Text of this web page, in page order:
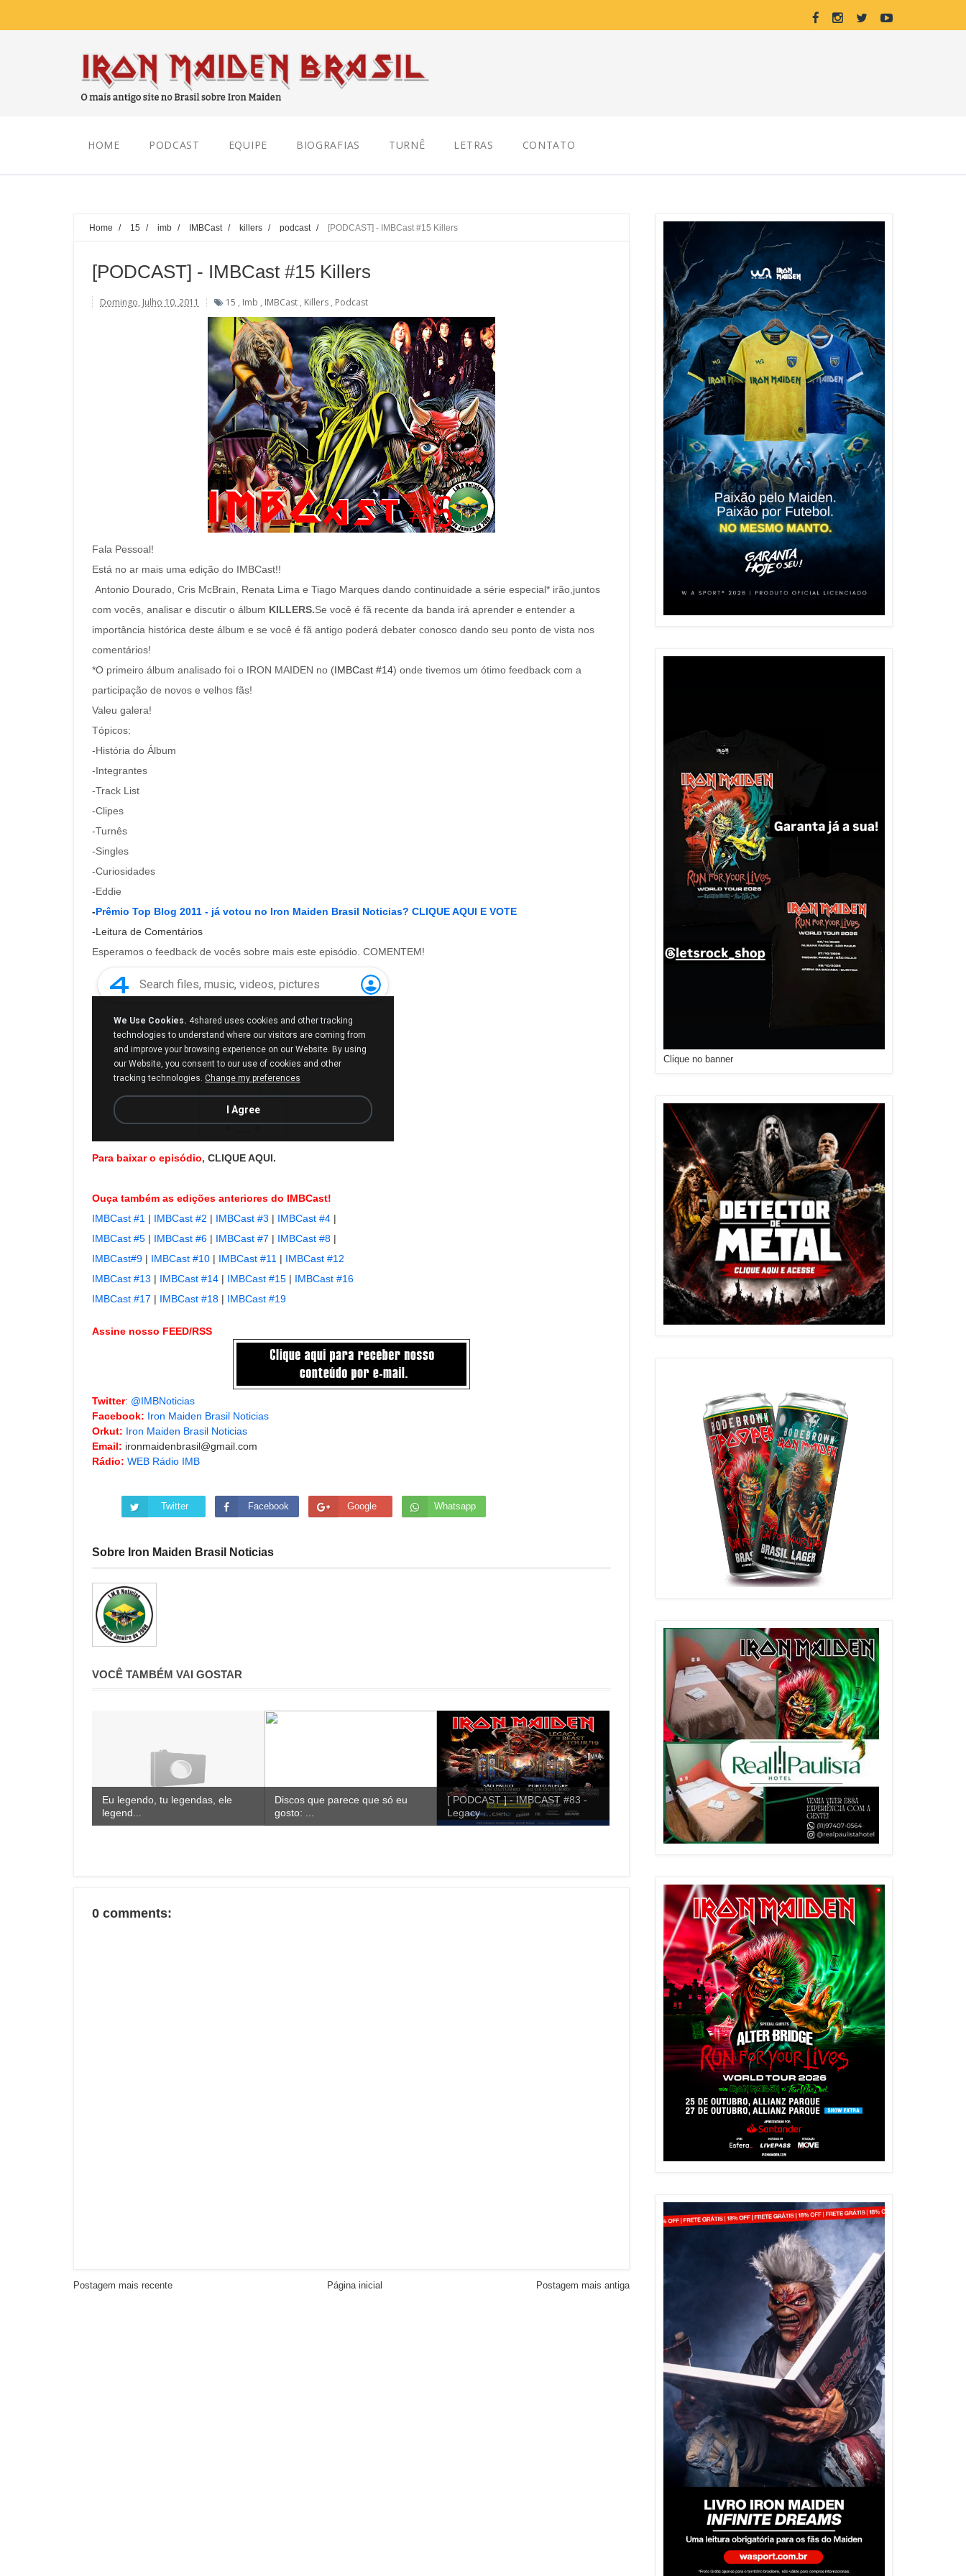
HOME PODCAST EQUIPE BIOGRAFIAS TURNÊ LETRAS CONTATO
Home / 15 / imb / IMBCast / killers / podcast / [PODCAST] - IMBCast #15 Killers
[PODCAST] - IMBCast #15 Killers
Domingo, Julho 10, 2011 15 , Imb , IMBCast , Killers , Podcast
Fala Pessoal!
Está no ar mais uma edição do IMBCast!!
Antonio Dourado, Cris McBrain, Renata Lima e Tiago Marques dando continuidade a série especial* irão,juntos
com vocês, analisar e discutir o álbum KILLERS.Se você é fã recente da banda irá aprender e entender a
importância histórica deste álbum e se você é fã antigo poderá debater conosco dando seu ponto de vista nos
comentários!
*O primeiro álbum analisado foi o IRON MAIDEN no (IMBCast #14) onde tivemos um ótimo feedback com a
participação de novos e velhos fãs!
Valeu galera!
Tópicos:
-História do Álbum
-Integrantes
-Track List
-Clipes
-Turnês
-Singles
-Curiosidades
-Eddie
-Prêmio Top Blog 2011 - já votou no Iron Maiden Brasil Noticias? CLIQUE AQUI E VOTE
-Leitura de Comentários
Esperamos o feedback de vocês sobre mais este episódio. COMENTEM!
Para baixar o episódio, CLIQUE AQUI.
Ouça também as edições anteriores do IMBCast!
IMBCast #1 | IMBCast #2 | IMBCast #3 | IMBCast #4 |
IMBCast #5 | IMBCast #6 | IMBCast #7 | IMBCast #8 |
IMBCast#9 | IMBCast #10 | IMBCast #11 | IMBCast #12
IMBCast #13 | IMBCast #14 | IMBCast #15 | IMBCast #16
IMBCast #17 | IMBCast #18 | IMBCast #19
Assine nosso FEED/RSS
Twitter: @IMBNoticias
Facebook: Iron Maiden Brasil Noticias
Orkut: Iron Maiden Brasil Noticias
Email: ironmaidenbrasil@gmail.com
Rádio: WEB Rádio IMB
Twitter Facebook Google Whatsapp
Sobre Iron Maiden Brasil Noticias
VOCÊ TAMBÉM VAI GOSTAR
Eu legendo, tu legendas, ele
legend...
Discos que parece que só eu
gosto: ...
[ PODCAST ] - IMBCAST #83 -
Legacy ...
0 comments:
Postagem mais recente Postagem mais antiga
Página inicial
Clique no banner